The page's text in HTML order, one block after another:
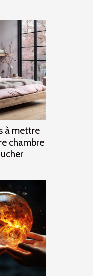
à mettre
chambre